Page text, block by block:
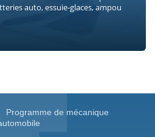
auto, essuie-glaces, ampou
Programme de mécanique